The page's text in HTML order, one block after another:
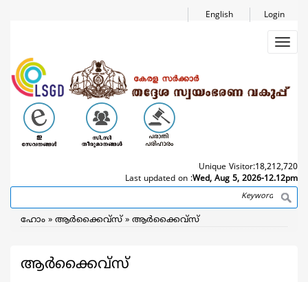
Login
English
Unique Visitor:18,212,720
Last updated on :Wed, Aug 5, 2026-12.12pm
Search
Breadcrumb
ഹോം ആര്‍ക്കൈവ്സ് ആര്‍ക്കൈവ്സ്
ആര്‍ക്കൈവ്സ്